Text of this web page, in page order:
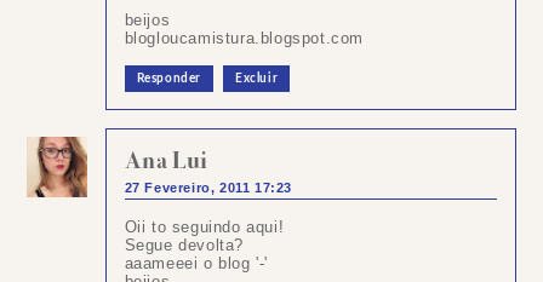
beijos
blogloucamistura.blogspot.com
Responder Excluir
Ana Lui
27 Fevereiro, 2011 17:23
Oii to seguindo aqui!
Segue devolta?
aaameeei o blog '-'